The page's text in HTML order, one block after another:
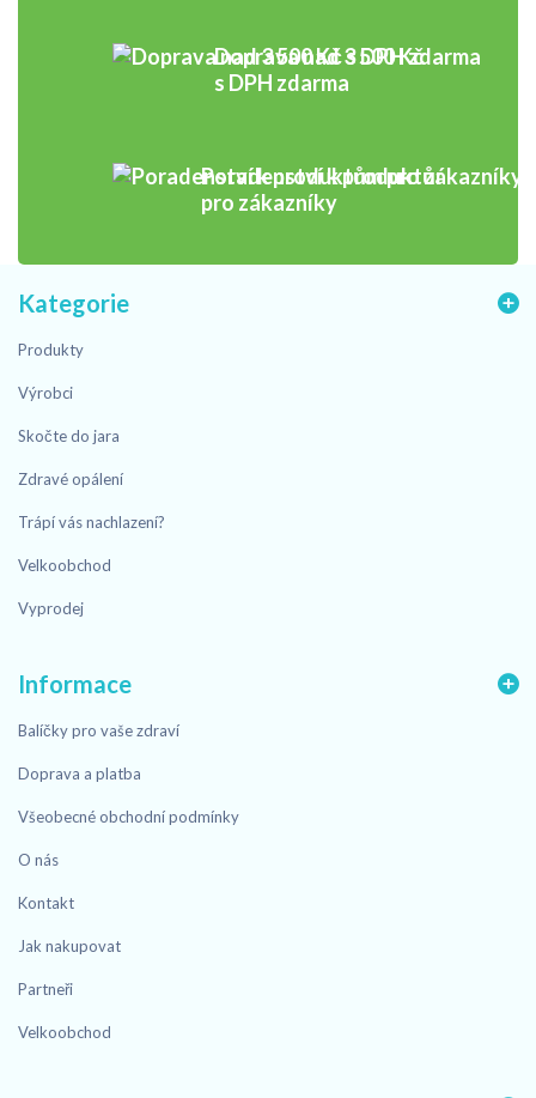
Doprava nad 3 500 Kč
s DPH zdarma
Poradenství k produktům
pro zákazníky
Kategorie
Produkty
Výrobci
Skočte do jara
Zdravé opálení
Trápí vás nachlazení?
Velkoobchod
Vyprodej
Informace
Balíčky pro vaše zdraví
Doprava a platba
Všeobecné obchodní podmínky
O nás
Kontakt
Jak nakupovat
Partneři
Velkoobchod